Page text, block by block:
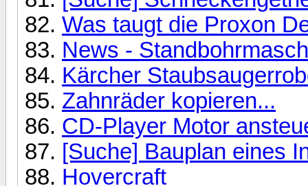
Was taugt die Proxon
News -
Kärcher
Zahnräder kopieren...
CD-Player Motor
[Suche] Bauplan eines
Hovercraft